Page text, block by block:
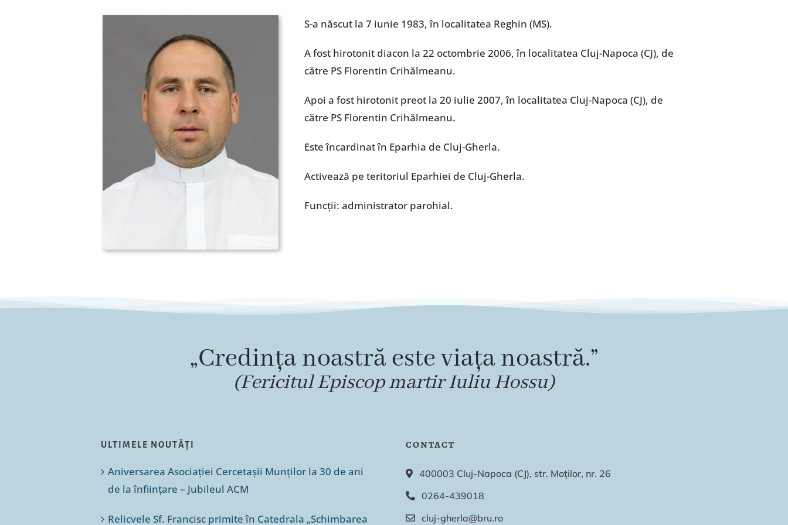
S-a născut la 7 iunie 1983, în localitatea Reghin (MS).
A fost hirotonit diacon la 22 octombrie 2006, în localitatea Cluj-Napoca (CJ), de
către PS Florentin Crihălmeanu.
Apoi a fost hirotonit preot la 20 iulie 2007, în localitatea Cluj-Napoca (CJ), de
către PS Florentin Crihălmeanu.
Este încardinat în Eparhia de Cluj-Gherla.
Activează pe teritoriul Eparhiei de Cluj-Gherla.
Funcţii: administrator parohial.
„Credința noastră este viața noastră.”
(Fericitul Episcop martir Iuliu Hossu)
ULTIMELE NOUTĂȚI
Aniversarea Asociației Cercetașii Munților la 30 de ani
de la înființare – Jubileul ACM
Relicvele Sf. Francisc primite în Catedrala „Schimbarea
CONTACT
400003 Cluj-Napoca (CJ), str. Moților, nr. 26
0264-439018
cluj-gherla@bru.ro